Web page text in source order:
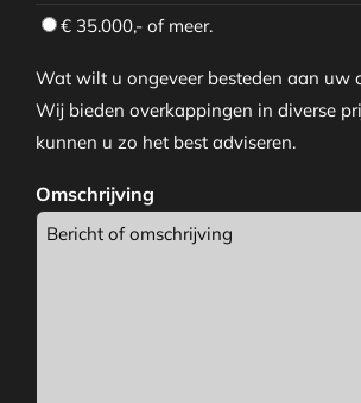
€ 35.000,- of meer.
Wat wilt u ongeveer besteden aan uw
Wij bieden overkappingen in diverse
kunnen u zo het best adviseren.
Omschrijving